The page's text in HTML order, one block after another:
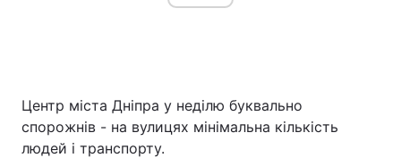
Центр міста Дніпра у неділю буквально
спорожнів - на вулицях мінімальна кількість
людей і транспорту.